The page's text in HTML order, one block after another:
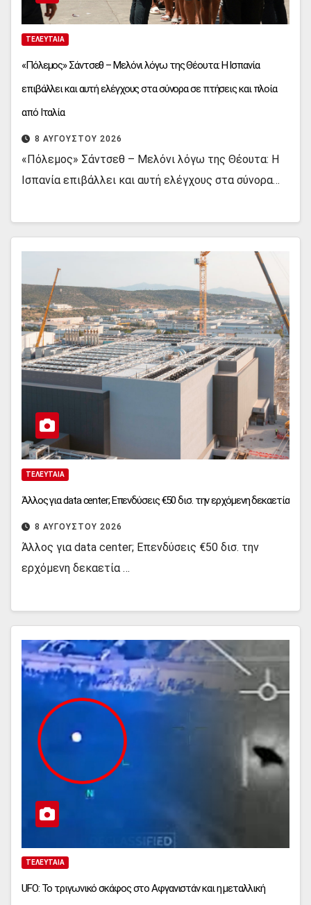
ΤΕΛΕΥΤΑΊΑ
«Πόλεμος» Σάντσεθ – Μελόνι λόγω της Θέουτα: Η Ισπανία
επιβάλλει και αυτή ελέγχους στα σύνορα σε πτήσεις και πλοία
από Ιταλία
8 ΑΥΓΟΎΣΤΟΥ 2026
«Πόλεμος» Σάντσεθ – Μελόνι λόγω της Θέουτα: Η
Ισπανία επιβάλλει και αυτή ελέγχους στα σύνορα…
ΤΕΛΕΥΤΑΊΑ
Άλλος για data center; Επενδύσεις €50 δισ. την ερχόμενη δεκαετία
8 ΑΥΓΟΎΣΤΟΥ 2026
Άλλος για data center; Επενδύσεις €50 δισ. την
ερχόμενη δεκαετία …
ΤΕΛΕΥΤΑΊΑ
UFO: Το τριγωνικό σκάφος στο Αφγανιστάν και η μεταλλική